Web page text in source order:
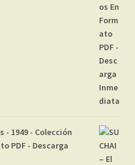
- 1949 - Colección
PDF - Descarga